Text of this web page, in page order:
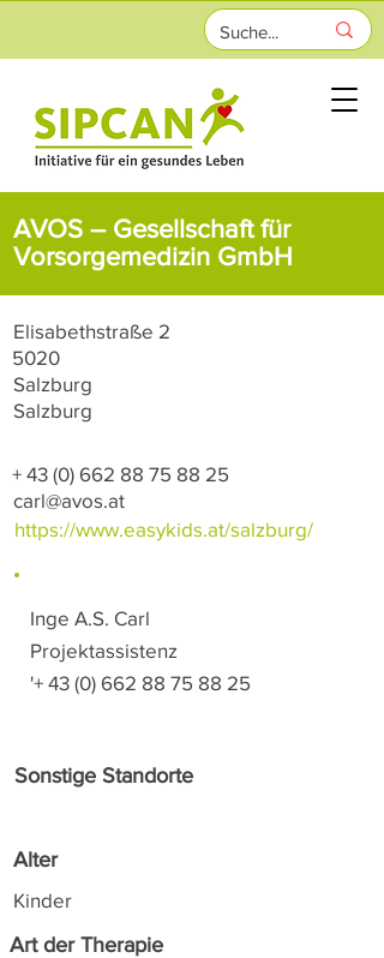
AVOS – Gesellschaft für
Vorsorgemedizin GmbH
Elisabethstraße 2
Salzburg
5020
Salzburg
+ 43 (0) 662 88 75 88 25
carl@avos.at
https://www.easykids.at/salzburg/
Inge A.S. Carl
Projektassistenz
'+ 43 (0) 662 88 75 88 25
Sonstige Standorte
Alter
Kinder
Art der Therapie